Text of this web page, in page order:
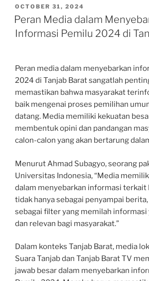
POSTED
ON
OCTOBER 31, 2024
Peran Media dalam
Informasi Pemilu 2024 di
Peran media dalam menyebarkan
2024 di Tanjab Barat sangatlah
memastikan bahwa masyarakat
baik mengenai proses pemilihan
datang. Media memiliki kekuatan
membentuk opini dan pandangan
calon-calon yang akan bertarung
Menurut Ahmad Subagyo, seorang
Universitas Indonesia, “Media
dalam menyebarkan informasi terkait
tidak hanya sebagai penyampai
sebagai filter yang memilah informasi
dan relevan bagi masyarakat.”
Dalam konteks Tanjab Barat, media
Suara Tanjab dan Tanjab Barat TV
jawab besar dalam menyebarkan